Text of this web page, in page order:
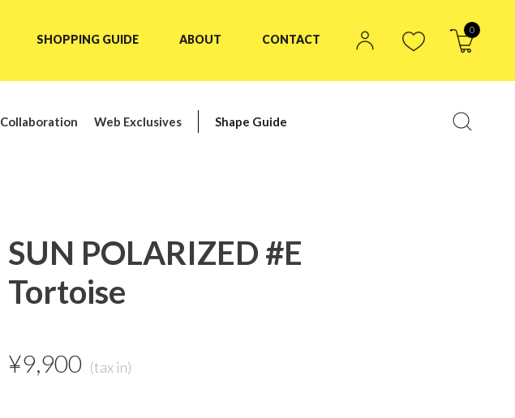
SHOPPING GUIDE ABOUT CONTACT
0
Collaboration Web Exclusives Shape Guide
SUN POLARIZED #E
Tortoise
¥9,900